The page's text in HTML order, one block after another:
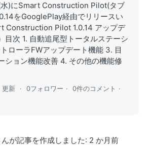
)にSmart Construction Pilot(タブ
をGooglePlay経由でリリースい
Construction Pilot 1.0.14 アップデ
目次 1. 自動追尾型トータルステーシ
ローラFWアップデート機能 3. 目
ション機能改善 4. その他の機能修
更新 0フォロワー
0件のコメント
んが記事を作成しました: 2 か月前